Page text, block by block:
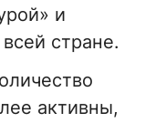
и
стране.
активны,